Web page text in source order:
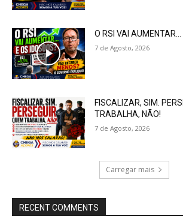
O RSI VAI AUMENTAR…
7 de Agosto, 2026
FISCALIZAR, SIM.
TRABALHA, NÃO!
7 de Agosto, 2026
Carregar mais
RECENT COMMENTS